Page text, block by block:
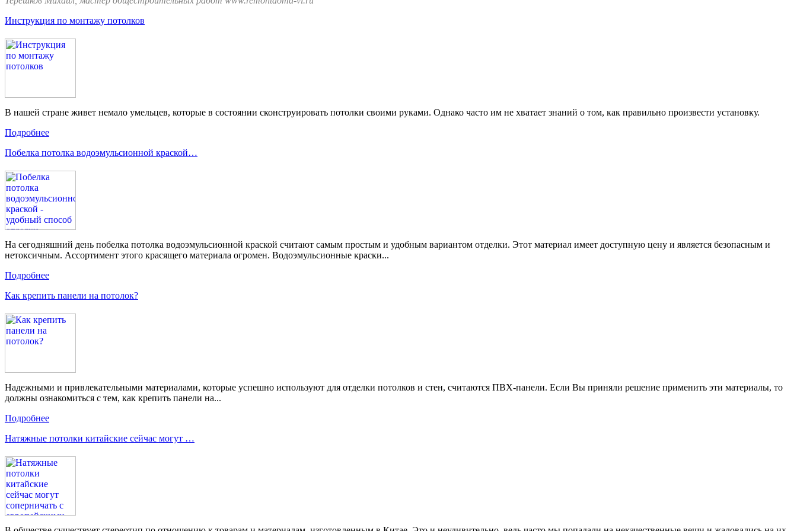
Инструкция по монтажу потолков
В нашей стране живет немало умельцев, которые в состоянии сконструировать потолки своими руками. Однако часто им не хватает знаний о том, как правильно произвести установку.
Подробнее
Побелка потолка водоэмульсионной краской…
На сегодняшний день побелка потолка водоэмульсионной краской считают самым простым и удобным вариантом отделки. Этот материал имеет доступную цену и является безопасным и
нетоксичным. Ассортимент этого красящего материала огромен. Водоэмульсионные краски...
Подробнее
Как крепить панели на потолок?
Надежными и привлекательными материалами, которые успешно используют для отделки потолков и стен, считаются ПВХ-панели. Если Вы приняли решение применить эти материалы, то
должны ознакомиться с тем, как крепить панели на...
Подробнее
Натяжные потолки китайские сейчас могут …